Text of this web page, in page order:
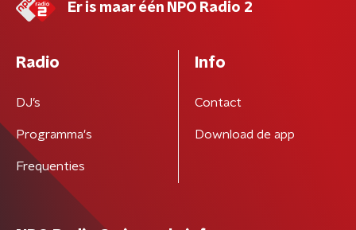
Er is maar één NPO Radio 2
Radio
DJ’s
Programma's
Frequenties
Info
Contact
Download de app